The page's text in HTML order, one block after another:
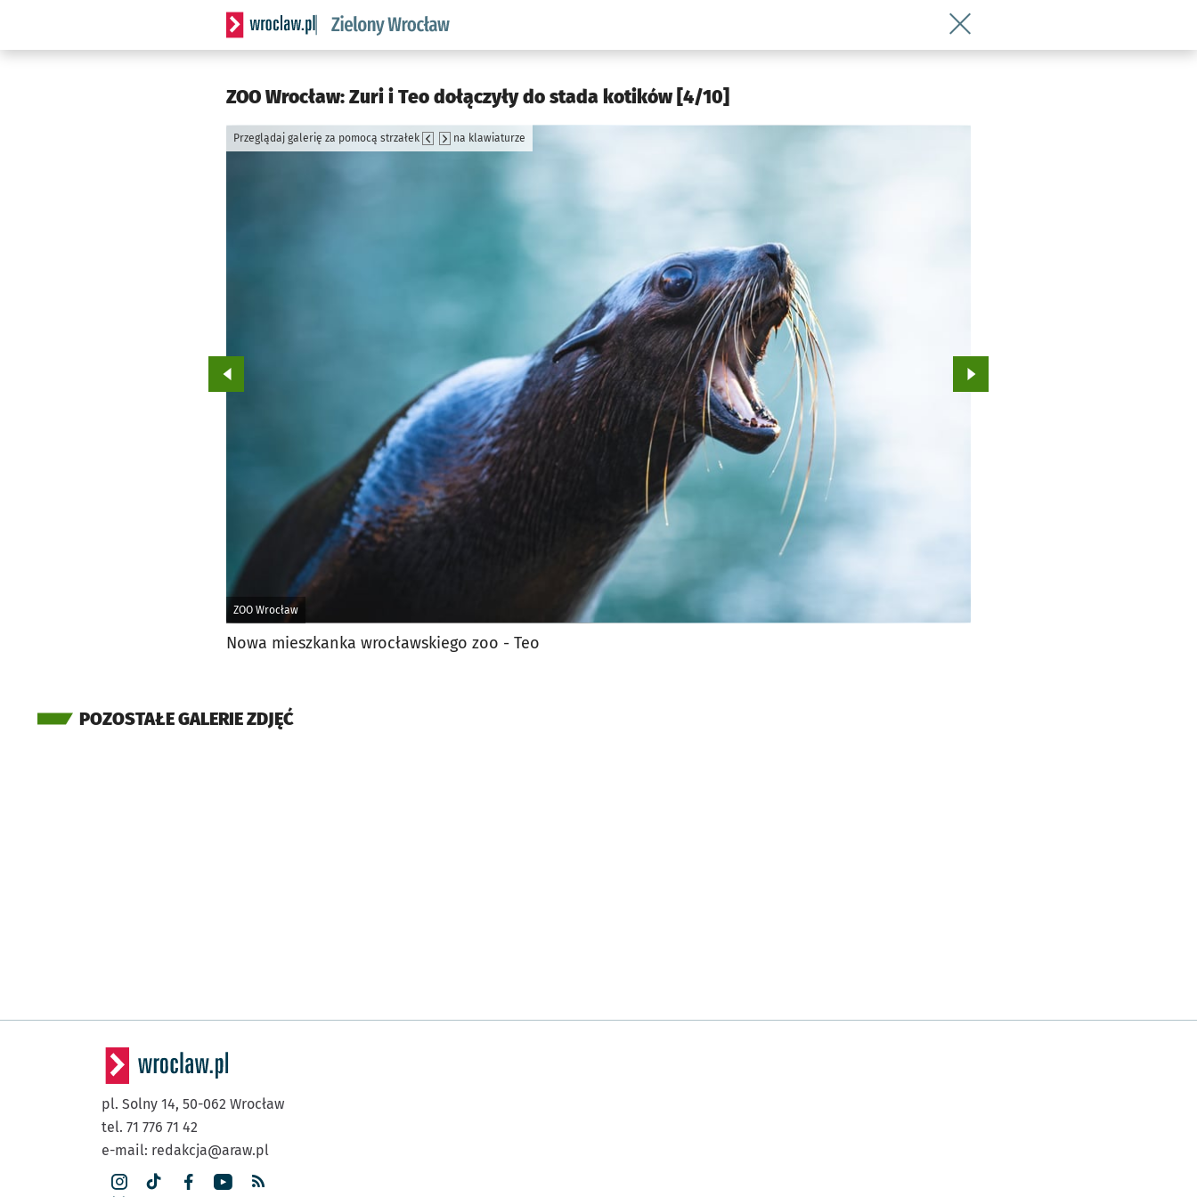
Serwis informacyjny wroclaw.pl podserwis: Środowisko we Wrocławiu
Wróć do artykułu ZOO Wrocław: Zuri
ZOO Wrocław: Zuri i Teo dołączyły do stada kotików [4/10]
ZOO Wrocław
Przeglądaj galerię za pomocą strzałek na klawiaturze
Przejdź do poprzedniego zdjęcia. Przejdź do kolejnego zdjęcia.
Nowa mieszkanka wrocławskiego zoo - Teo
POZOSTAŁE GALERIE ZDJĘĆ
pl. Solny 14, 50-062 Wrocław
tel. 71 776 71 42
e-mail: redakcja@araw.pl